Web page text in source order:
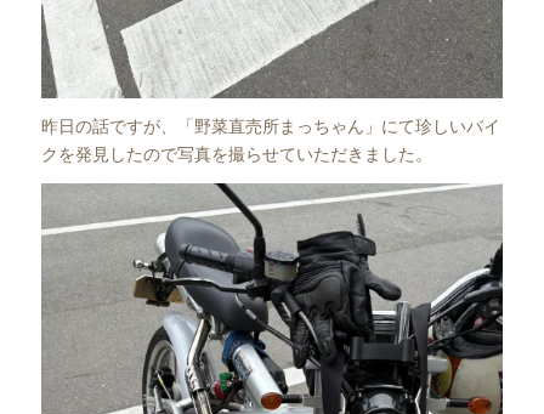
昨日の話ですが、「野菜直売所まっちゃん」にて珍しいバイ
クを発見したので写真を撮らせていただきました。